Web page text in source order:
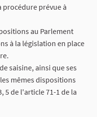
procédure prévue à
au Parlement
à la législation en place
saisine, ainsi que ses
mêmes dispositions
5 de l'article 71-1 de la